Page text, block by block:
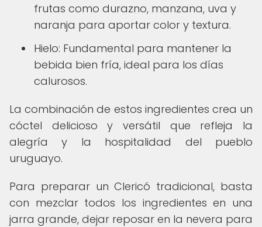
frutas como durazno, manzana, uva y
naranja para aportar color y textura.
Hielo: Fundamental para mantener la
bebida bien fría, ideal para los días
calurosos.
La combinación de estos ingredientes crea un
cóctel delicioso y versátil que refleja la
alegría y la hospitalidad del pueblo
uruguayo.
Para preparar un Clericó tradicional, basta
con mezclar todos los ingredientes en una
jarra grande, dejar reposar en la nevera para